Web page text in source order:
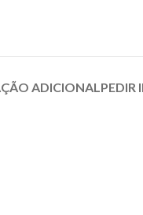
ADICIONALPEDIR